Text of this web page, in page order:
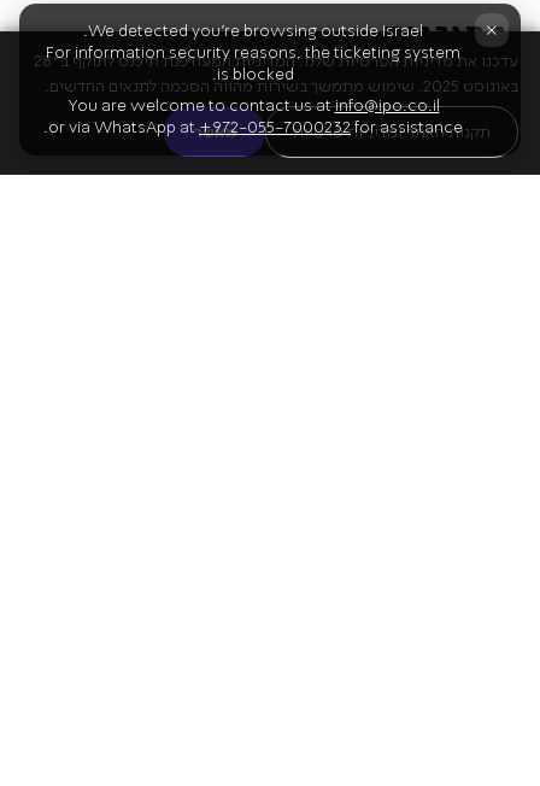
התוכנית
01 ברהמס
קונצ'רטו לפסנתר מס' 2 [יצירה זו לא תנוגן בקונצרט ג'ינס]
עדכנו את מדיניות הפרטיות שלנו. המדיניות המעודכנת תיכנס לתוקף ב־28
באוגוסט 2025. שימוש מתמשך בשירות מהווה הסכמה לתנאים החדשים.
תקנות האתר ומדיניות פרטיות מאשר
×
We detected you're browsing outside Israel.
For information security reasons, the ticketing system
is blocked.
You are welcome to contact us atinfo@ipo.co.il
or via WhatsApp at+972-055-7000232for assistance.